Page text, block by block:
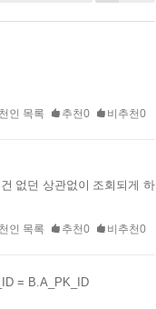
인 목록 추천0 비추천0
없던 상관없이 조회되게 하
인 목록 추천0 비추천0
= B.A_PK_ID